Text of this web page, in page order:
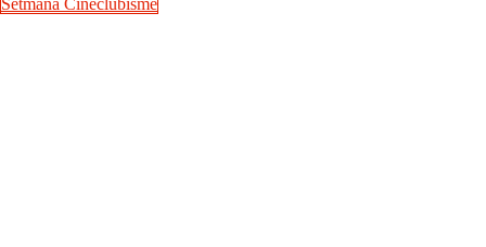
Setmana Cineclubisme